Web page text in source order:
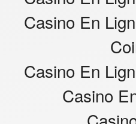
Casino En
Casino En
Casino